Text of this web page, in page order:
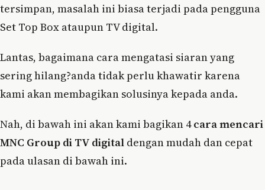
tersimpan, masalah ini biasa terjadi pada pengguna
Set Top Box ataupun TV digital.
Lantas, bagaimana cara mengatasi siaran yang
sering hilang?anda tidak perlu khawatir karena
kami akan membagikan solusinya kepada anda.
Nah, di bawah ini akan kami bagikan 4cara mencari
MNC Group di TV digital dengan mudah dan cepat
pada ulasan di bawah ini.